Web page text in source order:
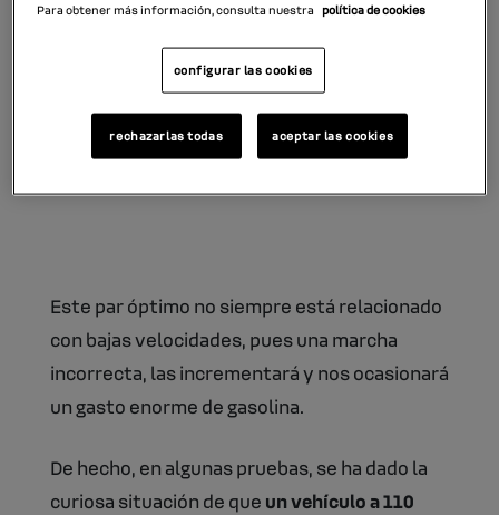
que se consume menos gasolina en un coche
el par óptimo. Es decir, la cantidad de
revoluciones con las que el rendimiento del
vehículo es mejor con menor esfuerzo.
Normalmente se sitúa en una amplia
Este par óptimo no siempre está relacionado
con bajas velocidades, pues una marcha
incorrecta, las incrementará y nos ocasionará
un gasto enorme de gasolina.
De hecho, en algunas pruebas, se ha dado la
curiosa situación de que un vehículo a 110
Para obtener más información, consulta nuestra política de cookies
configurar las cookies
rechazarlas todas aceptar las cookies